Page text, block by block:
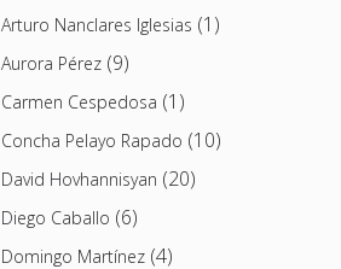
Arturo Nanclares Iglesias (1)
Aurora Pérez(9)
Carmen Cespedosa (1)
Concha Pelayo Rapado (10)
David Hovhannisyan (20)
Diego Caballo (6)
Domingo Martínez(4)